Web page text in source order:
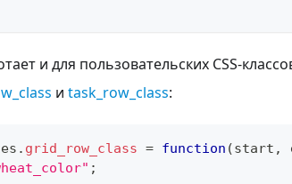
и для пользовательских CSS-
и task_row_class:
. grid_row_class = function (start ,
;